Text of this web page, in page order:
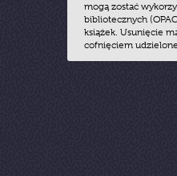
mogą zostać
bibliotecznych
książek. Usunięcie
cofnięciem